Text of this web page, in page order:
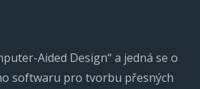
Aided Design“ a jedná se o
softwaru pro tvorbu přesných